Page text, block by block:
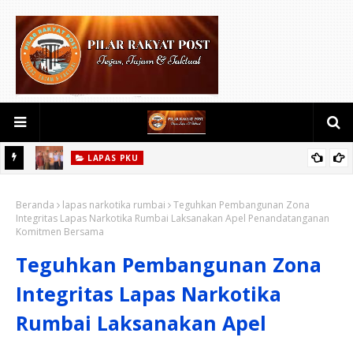
LAPAS PKU
Beranda lapas narkotika rumbai
Teguhkan Pembangunan Zona
Integritas Lapas Narkotika Rumbai Laksanakan Apel Penandatanganan
Komitmen Bersama
Teguhkan Pembangunan Zona
Integritas Lapas Narkotika
Rumbai Laksanakan Apel